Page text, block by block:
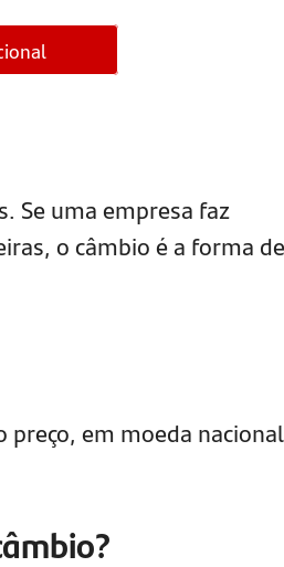
Se uma empresa faz
o câmbio é a forma de
preço, em moeda